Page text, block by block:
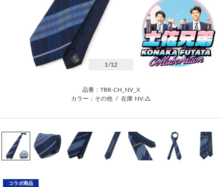
1 /12
品番：TBR-CH_NV_X
カラー：その他
/ 在庫 NV:△
コラボ商品